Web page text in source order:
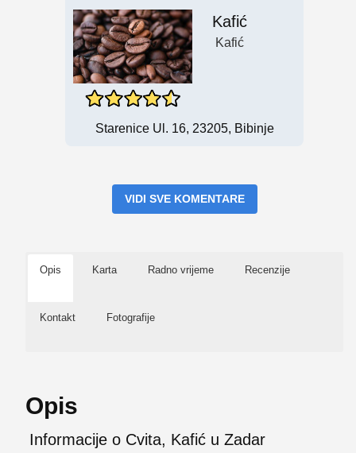
Kafić
Kafić
Starenice Ul. 16, 23205, Bibinje
VIDI SVE KOMENTARE
Opis Karta Radno vrijeme Recenzije
Kontakt Fotografije
Opis
Informacije o Cvita, Kafić u Zadar